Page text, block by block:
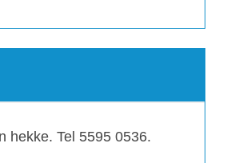
hekke. Tel 5595 0536.